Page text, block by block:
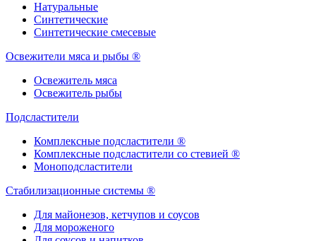
Натуральные
Синтетические
Синтетические смесевые
Освежители мяса и рыбы ®
Освежитель мяса
Освежитель рыбы
Подсластители
Комплексные подсластители ®
Комплексные подсластители со стевией ®
Моноподсластители
Стабилизационные системы ®
Для майонезов, кетчупов и соусов
Для мороженого